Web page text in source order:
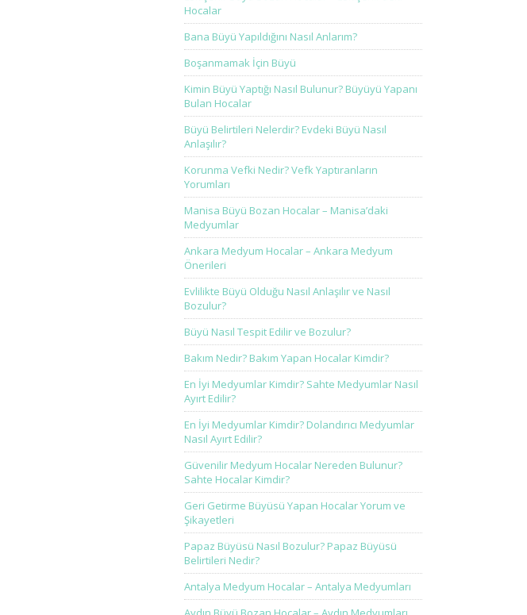
Hocalar
Bana Büyü Yapıldığını Nasıl Anlarım?
Boşanmamak İçin Büyü
Kimin Büyü Yaptığı Nasıl Bulunur? Büyüyü Yapanı
Bulan Hocalar
Büyü Belirtileri Nelerdir? Evdeki Büyü Nasıl
Anlaşılır?
Korunma Vefki Nedir? Vefk Yaptıranların
Yorumları
Manisa Büyü Bozan Hocalar – Manisa’daki
Medyumlar
Ankara Medyum Hocalar – Ankara Medyum
Önerileri
Evlilikte Büyü Olduğu Nasıl Anlaşılır ve Nasıl
Bozulur?
Büyü Nasıl Tespit Edilir ve Bozulur?
Bakım Nedir? Bakım Yapan Hocalar Kimdir?
En İyi Medyumlar Kimdir? Sahte Medyumlar Nasıl
Ayırt Edilir?
En İyi Medyumlar Kimdir? Dolandırıcı Medyumlar
Nasıl Ayırt Edilir?
Güvenilir Medyum Hocalar Nereden Bulunur?
Sahte Hocalar Kimdir?
Geri Getirme Büyüsü Yapan Hocalar Yorum ve
Şikayetleri
Papaz Büyüsü Nasıl Bozulur? Papaz Büyüsü
Belirtileri Nedir?
Antalya Medyum Hocalar – Antalya Medyumları